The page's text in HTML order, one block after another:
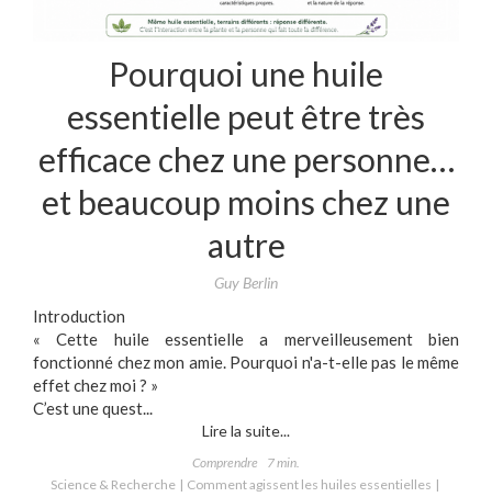
Pourquoi une huile
essentielle peut être très
efficace chez une personne…
et beaucoup moins chez une
autre
Guy Berlin
Introduction
« Cette huile essentielle a merveilleusement bien
fonctionné chez mon amie. Pourquoi n'a-t-elle pas le même
effet chez moi ? »
C’est une quest...
Lire la suite...
Comprendre
7 min.
Science & Recherche
Comment agissent les huiles essentielles